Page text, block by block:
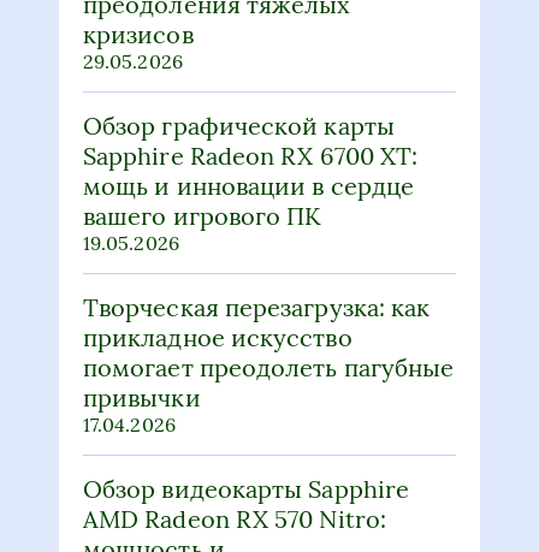
29.05.2026
Обзор графической карты
Sapphire Radeon RX 6700 XT:
мощь и инновации в сердце
вашего игрового ПК
19.05.2026
Творческая перезагрузка: как
прикладное искусство
помогает преодолеть пагубные
привычки
17.04.2026
Обзор видеокарты Sapphire
AMD Radeon RX 570 Nitro:
мощность и
производительность в одном